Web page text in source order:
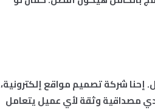
إحنا شركة تصميم مواقع إلكترونية،
مصداقية وثقة لأي عميل يتعامل